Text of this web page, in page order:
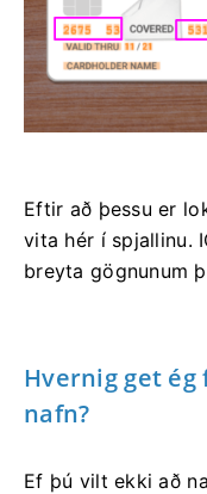
Eftir að þessu er
vita hér í spjallinu.
breyta gögnunum
Hvernig get
nafn?
Ef þú vilt ekki að